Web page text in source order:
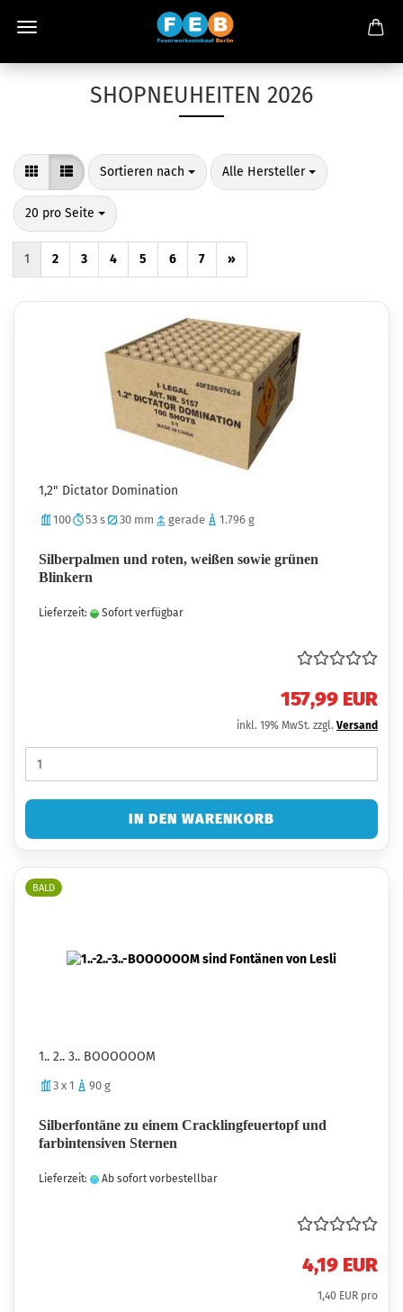
SHOPNEUHEITEN 2026
Sortieren nach
Sortieren nach Alle Hersteller
pro Seite
20 pro Seite
pro Seite
1 2 3 4 5 6 7 »
1,2" Dictator Domination
100 53 s 30 mm gerade 1.796 g
Silberpalmen und roten, weißen sowie grünen
Blinkern
Lieferzeit: Sofort verfügbar
157,99 EUR
inkl. 19% MwSt. zzgl. Versand
IN DEN WARENKORB
BALD
1.. 2.. 3.. BOOOOOOM
3 x 1 90 g
Silberfontäne zu einem Cracklingfeuertopf und
farbintensiven Sternen
Lieferzeit: Ab sofort vorbestellbar
4,19 EUR
1,40 EUR pro